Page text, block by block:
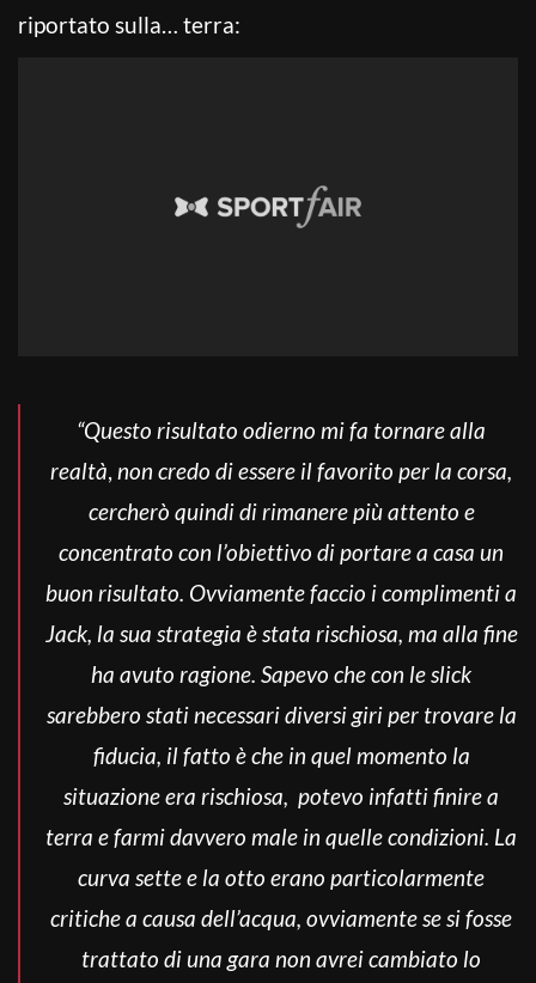
riportato sulla… terra:
“Questo risultato odierno mi fa tornare alla
realtà, non credo di essere il favorito per la corsa,
cercherò quindi di rimanere più attento e
concentrato con l’obiettivo di portare a casa un
buon risultato. Ovviamente faccio i complimenti a
Jack, la sua strategia è stata rischiosa, ma alla fine
ha avuto ragione. Sapevo che con le slick
sarebbero stati necessari diversi giri per trovare la
fiducia, il fatto è che in quel momento la
situazione era rischiosa, potevo infatti finire a
terra e farmi davvero male in quelle condizioni. La
curva sette e la otto erano particolarmente
critiche a causa dell’acqua, ovviamente se si fosse
trattato di una gara non avrei cambiato lo